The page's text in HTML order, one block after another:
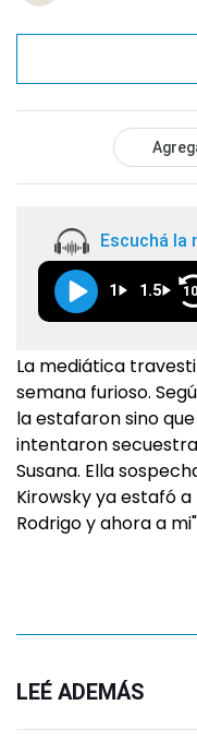
Escuchá la
1 1.5 10
La mediática
semana furioso.
la estafaron sino
intentaron
Susana. Ella
Kirowsky ya estafó
Rodrigo y ahora a
LEÉ ADEMÁS